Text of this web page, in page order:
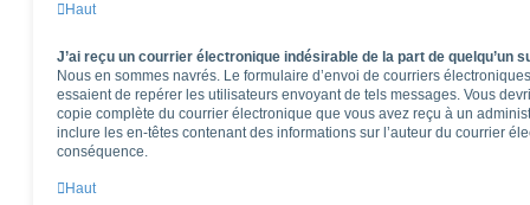
Haut
J’ai reçu un courrier électronique indésirable de la part de quelqu’un
Nous en sommes navrés. Le formulaire d’envoi de courriers
essaient de repérer les utilisateurs envoyant de tels messages. Vous
copie complète du courrier électronique que vous avez reçu à un
inclure les en-têtes contenant des informations sur l’auteur du courrier
conséquence.
Haut